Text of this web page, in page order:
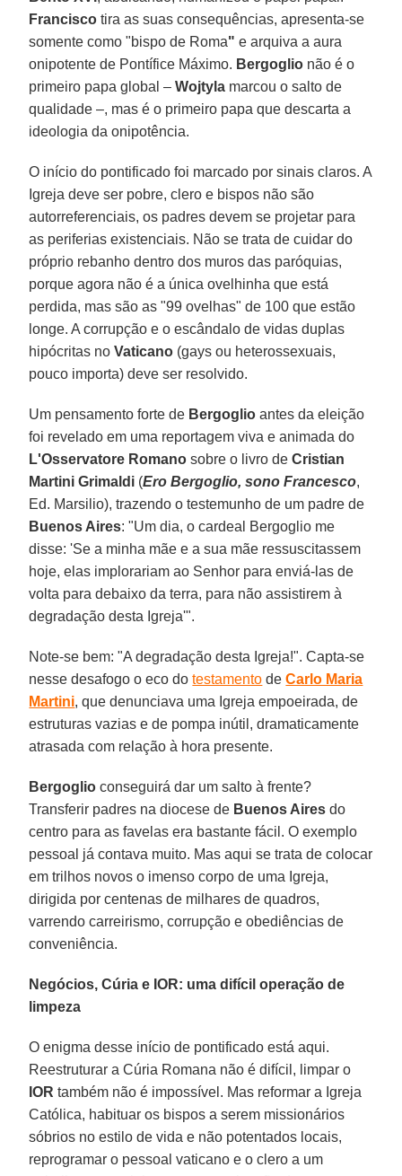
Francisco tira as suas consequências, apresenta-se
somente como "bispo de Roma" e arquiva a aura
onipotente de Pontífice Máximo. Bergoglio não é o
primeiro papa global –Wojtyla marcou o salto de
qualidade –, mas é o primeiro papa que descarta a
ideologia da onipotência.
O início do pontificado foi marcado por sinais claros. A
Igreja deve ser pobre, clero e bispos não são
autorreferenciais, os padres devem se projetar para
as periferias existenciais. Não se trata de cuidar do
próprio rebanho dentro dos muros das paróquias,
porque agora não é a única ovelhinha que está
perdida, mas são as "99 ovelhas" de 100 que estão
longe. A corrupção e o escândalo de vidas duplas
hipócritas noVaticano (gays ou heterossexuais,
pouco importa) deve ser resolvido.
Um pensamento forte de Bergoglio antes da eleição
foi revelado em uma reportagem viva e animada do
L'Osservatore Romano sobre o livro deCristian
Martini Grimaldi (Ero Bergoglio, sono Francesco,
Ed. Marsilio), trazendo o testemunho de um padre de
Buenos Aires: "Um dia, o cardeal Bergoglio me
disse: 'Se a minha mãe e a sua mãe ressuscitassem
hoje, elas implorariam ao Senhor para enviá-las de
volta para debaixo da terra, para não assistirem à
degradação desta Igreja'".
Note-se bem: "A degradação desta Igreja!". Capta-se
nesse desafogo o eco dotestamento deCarlo Maria
Martini, que denunciava uma Igreja empoeirada, de
estruturas vazias e de pompa inútil, dramaticamente
atrasada com relação à hora presente.
Bergoglio conseguirá dar um salto à frente?
Transferir padres na diocese de Buenos Aires do
centro para as favelas era bastante fácil. O exemplo
pessoal já contava muito. Mas aqui se trata de colocar
em trilhos novos o imenso corpo de uma Igreja,
dirigida por centenas de milhares de quadros,
varrendo carreirismo, corrupção e obediências de
conveniência.
Negócios, Cúria e IOR: uma difícil operação de
limpeza
O enigma desse início de pontificado está aqui.
Reestruturar a Cúria Romana não é difícil, limpar o
IOR também não é impossível. Mas reformar a Igreja
Católica, habituar os bispos a serem missionários
sóbrios no estilo de vida e não potentados locais,
reprogramar o pessoal vaticano e o clero a um